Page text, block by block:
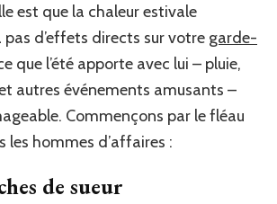
est que la chaleur estivale
pas d’effets directs sur votre garde-
que l’été apporte avec lui – pluie,
autres événements amusants –
Commençons par le fléau
les hommes d’affaires :
de sueur